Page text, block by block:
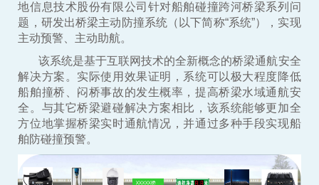
地信息技术股份有限公司针对船舶碰撞跨河桥梁系列问
题，研发出桥梁主动防撞系统（以下简称“系统”），实现
主动预警、主动助航。
该系统是基于互联网技术的全新概念的桥梁通航安全
解决方案。实际使用效果证明，系统可以极大程度降低
船舶撞桥、闷桥事故的发生概率，提高桥梁水域通航安
全。与其它桥梁避碰解决方案相比，该系统能够更加全
方位地掌握桥梁实时通航情况，并通过多种手段实现船
舶防碰撞预警。